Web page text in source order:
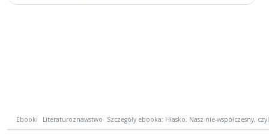
Ebooki Literaturoznawstwo Szczegóły ebooka: Hłasko. Nasz nie-współczesny,